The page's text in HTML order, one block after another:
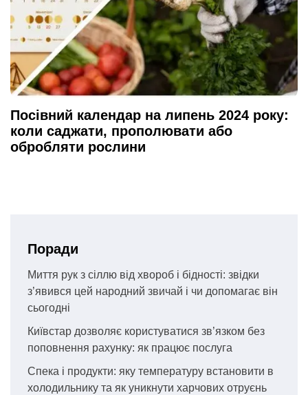
Посівний календар на липень 2024 року:
коли саджати, прополювати або
обробляти рослини
Поради
Миття рук з сіллю від хвороб і бідності: звідки
з’явився цей народний звичай і чи допомагає він
сьогодні
Київстар дозволяє користуватися зв’язком без
поповнення рахунку: як працює послуга
Спека і продукти: яку температуру встановити в
холодильнику та як уникнути харчових отруєнь